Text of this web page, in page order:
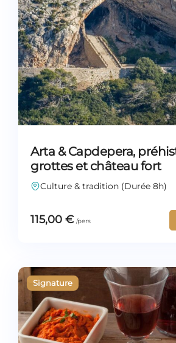
Arta & Capdepera,
grottes et château fort
Culture & tradition (Durée 8h)
115,00 €